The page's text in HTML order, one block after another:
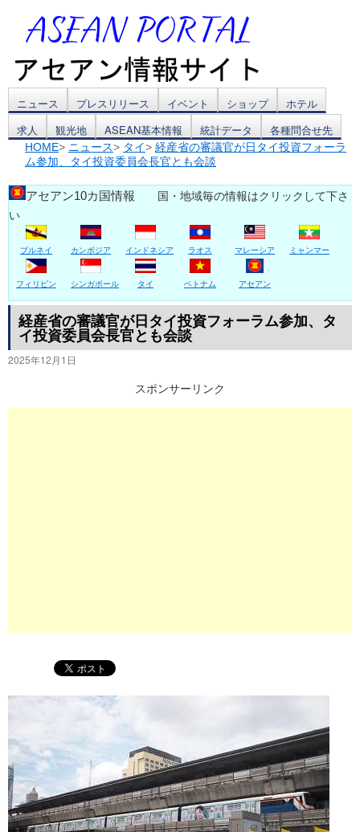
コ
ン
テ
ン
ツ
へ
ス
キ
ッ
ニュース プレスリリース イベント ショップ
ホテル
求人
観光地 ASEAN基本情報 統計データ 各種問合せ先
HOME> ニュース> タイ> 経産省の審議官が日タイ投資フォーラ
ム参加、タイ投資委員会長官とも会談
アセアン10カ国情報 国・地域毎の情報はクリックして下さ
い
ブルネイ カンボジア インドネシア ラオス マレーシア ミャンマー
フィリピン シンガポール タイ ベトナム アセアン
経産省の審議官が日タイ投資フォーラム参加、タ
イ投資委員会長官とも会談
2025年12月1日
スポンサーリンク